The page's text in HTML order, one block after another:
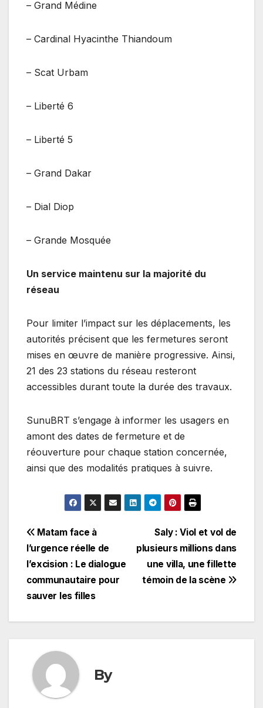
– Grand Médine
– Cardinal Hyacinthe Thiandoum
– Scat Urbam
– Liberté 6
– Liberté 5
– Grand Dakar
– Dial Diop
– Grande Mosquée
Un service maintenu sur la majorité du
réseau
Pour limiter l’impact sur les déplacements, les
autorités précisent que les fermetures seront
mises en œuvre de manière progressive. Ainsi,
21 des 23 stations du réseau resteront
accessibles durant toute la durée des travaux.
SunuBRT s’engage à informer les usagers en
amont des dates de fermeture et de
réouverture pour chaque station concernée,
ainsi que des modalités pratiques à suivre.
Navigation
de
l’article
Saly : Viol et vol de
plusieurs millions dans
une villa, une fillette
témoin de la scène
Matam face à
l’urgence réelle de
l’excision : Le dialogue
communautaire pour
sauver les filles
By